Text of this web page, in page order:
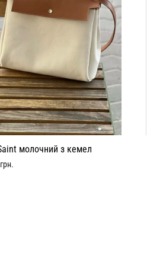
молочний з кемел
грн.